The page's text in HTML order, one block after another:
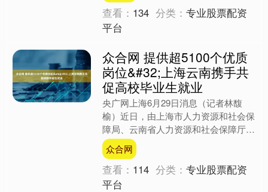
查看： 134 分类：专业股票配资
平台
众合网 提供超5100个优质
岗位&#32;上海云南携手共
促高校毕业生就业
央广网上海6月29日消息（记者林馥
榆）近日，由上海市人力资源和社会保
障局、云南省人力资源和社会保障厅、
国家公共就业服务区域中心（上海）等
部门联合主办的“百县对百....
众合网
查看： 114 分类：专业股票配资
平台